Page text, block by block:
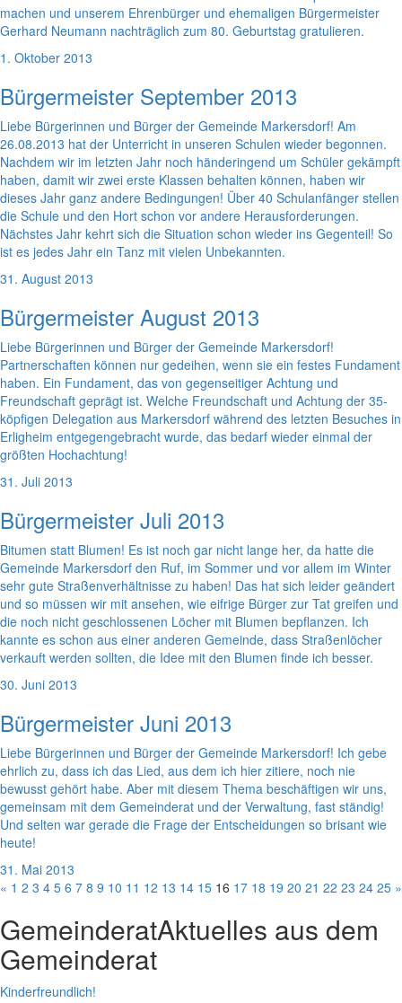
machen und unserem Ehrenbürger und ehemaligen Bürgermeister
Gerhard Neumann nachträglich zum 80. Geburtstag gratulieren.
1. Oktober 2013
Bürgermeister September 2013
Liebe Bürgerinnen und Bürger der Gemeinde Markersdorf! Am
26.08.2013 hat der Unterricht in unseren Schulen wieder begonnen.
Nachdem wir im letzten Jahr noch händeringend um Schüler gekämpft
haben, damit wir zwei erste Klassen behalten können, haben wir
dieses Jahr ganz andere Bedingungen! Über 40 Schulanfänger stellen
die Schule und den Hort schon vor andere Herausforderungen.
Nächstes Jahr kehrt sich die Situation schon wieder ins Gegenteil! So
ist es jedes Jahr ein Tanz mit vielen Unbekannten.
31. August 2013
Bürgermeister August 2013
Liebe Bürgerinnen und Bürger der Gemeinde Markersdorf!
Partnerschaften können nur gedeihen, wenn sie ein festes Fundament
haben. Ein Fundament, das von gegenseitiger Achtung und
Freundschaft geprägt ist. Welche Freundschaft und Achtung der 35-
köpfigen Delegation aus Markersdorf während des letzten Besuches in
Erligheim entgegengebracht wurde, das bedarf wieder einmal der
größten Hochachtung!
31. Juli 2013
Bürgermeister Juli 2013
Bitumen statt Blumen! Es ist noch gar nicht lange her, da hatte die
Gemeinde Markersdorf den Ruf, im Sommer und vor allem im Winter
sehr gute Straßenverhältnisse zu haben! Das hat sich leider geändert
und so müssen wir mit ansehen, wie eifrige Bürger zur Tat greifen und
die noch nicht geschlossenen Löcher mit Blumen bepflanzen. Ich
kannte es schon aus einer anderen Gemeinde, dass Straßenlöcher
verkauft werden sollten, die Idee mit den Blumen finde ich besser.
30. Juni 2013
Bürgermeister Juni 2013
Liebe Bürgerinnen und Bürger der Gemeinde Markersdorf! Ich gebe
ehrlich zu, dass ich das Lied, aus dem ich hier zitiere, noch nie
bewusst gehört habe. Aber mit diesem Thema beschäftigen wir uns,
gemeinsam mit dem Gemeinderat und der Verwaltung, fast ständig!
Und selten war gerade die Frage der Entscheidungen so brisant wie
heute!
31. Mai 2013
« 1 2 3 4 5 6 7 8 9 10 11 12 13 14 15 16 17 18 19 20 21 22 23 24 25 »
GemeinderatAktuelles aus dem
Gemeinderat
Kinderfreundlich!